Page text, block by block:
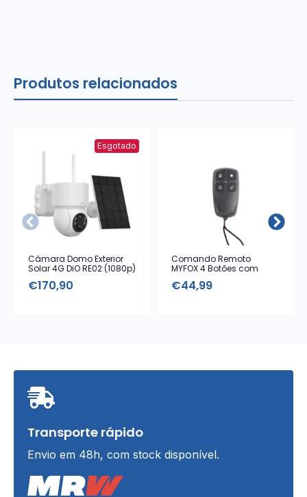
Produtos relacionados
Esgotado
Câmara Domo Exterior
Solar 4G DiO RE02 (1080p)
€170,90
Comando Remoto
MYFOX 4 Botões com
€44,99
Transporte rápido
Envio em 48h, com stock disponível.